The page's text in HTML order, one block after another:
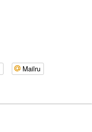
Mailru